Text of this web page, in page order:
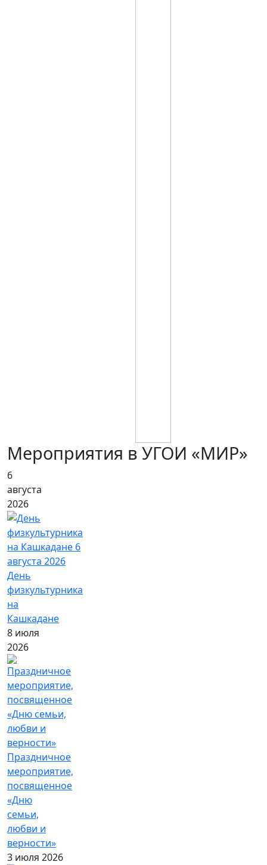
Мероприятия в УГОИ «МИР»
6
августа
2026
День
физкультурника
на
Кашкадане
8 июля
2026
Праздничное
мероприятие,
посвященное
«Дню
семьи,
любви и
верности»
3 июля 2026